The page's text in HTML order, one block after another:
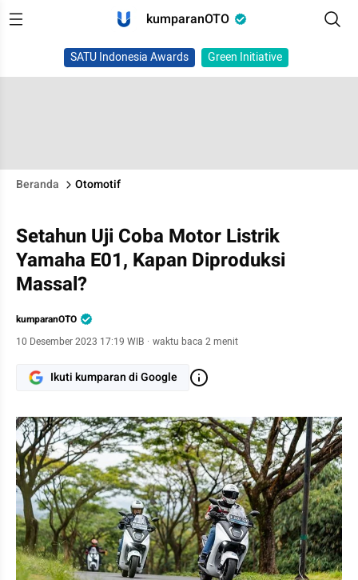
kumparanOTO
SATU Indonesia Awards Green Initiative
Beranda Otomotif
Setahun Uji Coba Motor Listrik
Yamaha E01, Kapan Diproduksi
Massal?
kumparanOTO
10 Desember 2023 17:19 WIB · waktu baca 2 menit
Ikuti kumparan di Google